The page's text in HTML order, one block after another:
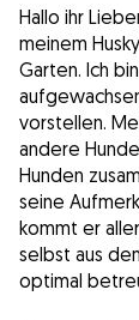
Hallo ihr
meinem
Garten. Ich
vorstellen.
andere
Hunden
seine
kommt er
selbst aus
optimal